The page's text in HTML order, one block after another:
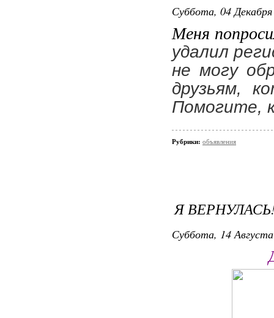
Суббота, 04
Меня
удалил
не могу
друзьям,
Помогите,
Рубрики: объявления
Я
Суббота, 14